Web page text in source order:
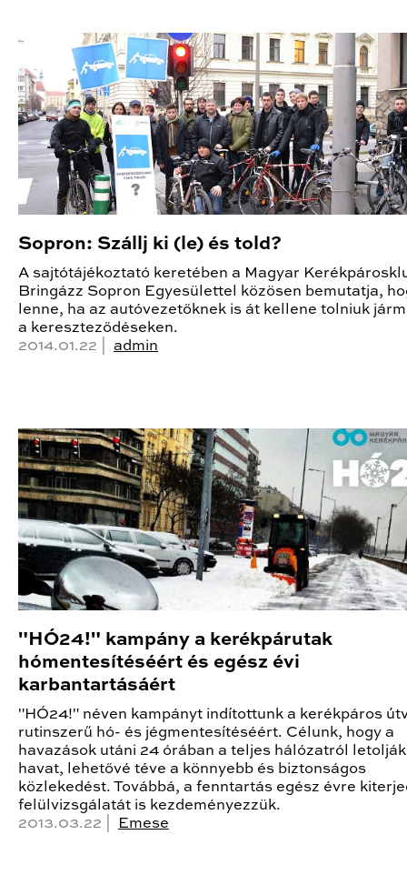
Sopron: Szállj ki (le) és told?
A sajtótájékoztató keretében a Magyar
Bringázz Sopron Egyesülettel közösen bemutatja,
lenne, ha az autóvezetőknek is át kellene tolniuk
a kereszteződéseken.
2014.01.22 | admin
"HÓ24!" kampány a kerékpárutak
hómentesítéséért és egész évi
karbantartásáért
"HÓ24!" néven kampányt indítottunk a kerékpáros
rutinszerű hó- és jégmentesítéséért. Célunk, hogy a
havazások utáni 24 órában a teljes hálózatról
havat, lehetővé téve a könnyebb és biztonságos
közlekedést. Továbbá, a fenntartás egész évre
felülvizsgálatát is kezdeményezzük.
2013.03.22 |
Emese